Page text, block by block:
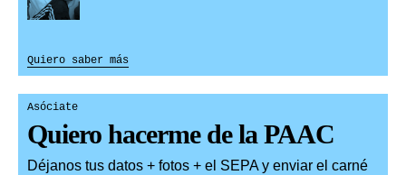
Quiero saber más
Asóciate
Quiero hacerme de la PAAC
Déjanos tus datos + fotos + el SEPA y enviar el carné